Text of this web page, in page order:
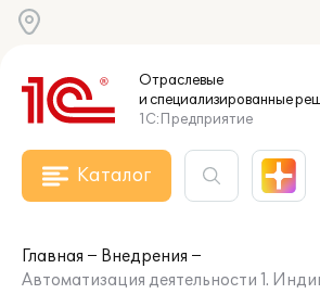
Отраслевые
и специализированные
1С:Предприятие
Каталог
Главная
Внедрения
Автоматизация деятельности 1.